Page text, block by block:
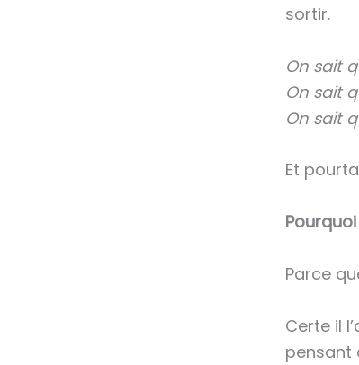
sortir.
On sait
On sait
On sait
Et
Parce
Certe il
pensant